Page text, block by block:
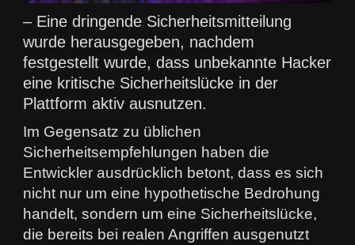
– Eine dringende Sicherheitsmitteilung
wurde herausgegeben, nachdem
festgestellt wurde, dass unbekannte Hacker
eine kritische Sicherheitslücke in der
Plattform aktiv ausnutzen.
Im Gegensatz zu üblichen
Sicherheitsempfehlungen haben die
Entwickler ausdrücklich betont, dass es sich
nicht nur um eine hypothetische Bedrohung
handelt, sondern um eine Sicherheitslücke,
die bereits bei realen Angriffen ausgenutzt